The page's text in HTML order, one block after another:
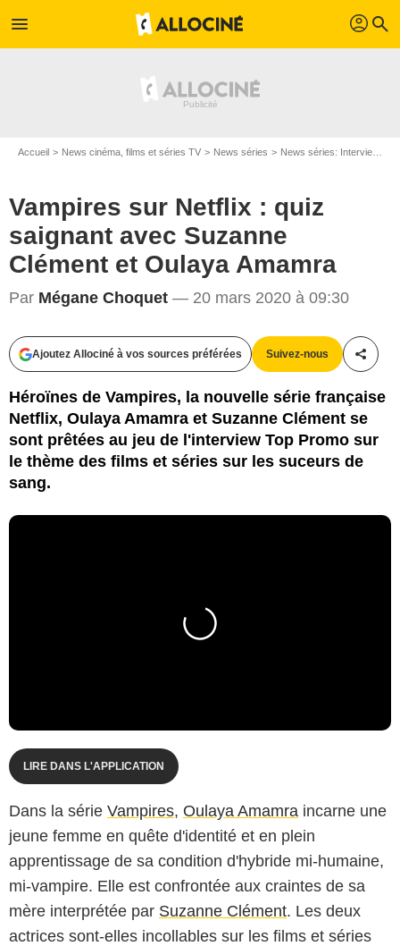
menu profil search
Accueil News cinéma, films et séries TV News séries News séries: Interviews
Vampires sur Netflix : quiz
saignant avec Suzanne
Clément et Oulaya Amamra
Par Mégane Choquet — 20 mars 2020 à 09:30
Ajoutez Allociné à vos sources préférées Suivez-nous
Héroïnes de Vampires, la nouvelle série française
Netflix, Oulaya Amamra et Suzanne Clément se
sont prêtées au jeu de l'interview Top Promo sur
le thème des films et séries sur les suceurs de
sang.
LIRE DANS L'APPLICATION
Dans la série Vampires, Oulaya Amamra incarne une
jeune femme en quête d'identité et en plein
apprentissage de sa condition d'hybride mi-humaine,
mi-vampire. Elle est confrontée aux craintes de sa
mère interprétée par Suzanne Clément. Les deux
actrices sont-elles incollables sur les films et séries